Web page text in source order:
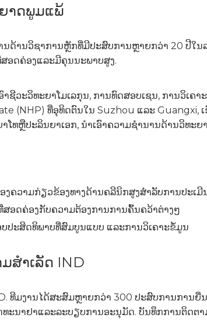
າດພູມແພ້
ດ້ານວິຊາການຫຼັກທີ່ມີປະສົບການຫຼາຍກວ່າ 20 ປີໃນ
ອດຄ່ອງແລະມີຄຸນນະພາບສູງ.
ວະວິທະຍາໂມເລກຸນ, ການທົດສອບເຊນ, ການວິເຄາ
(NHP) ທີ່ອຸທິດຕົນໃນ Suzhou ແລະ Guangxi,
ຫຼືປະລິນຍາເອກ, ນໍາເອົາຄວາມຊໍານານດ້ານວິທະຍ
ງຄວາມກ່ຽວຂ້ອງທາງດ້ານຄລີນິກສູງສໍາລັບການປະເ
ອດຄ່ອງກັບຄວາມຕ້ອງການການຄົ້ນຄວ້າຕ່າງໆ
ປະສິດທິພາບທີ່ສົມບູນແບບ ແລະການວິເຄາະຂໍ້ມູນ
ສໍາເລັດ IND
ທີມງານໄດ້ສະສົມຫຼາຍກວ່າ 300 ປະສົບການການຍື່
ະນາຢາແລະລະບຽບການອະນຸມັດ. ບັນທຶກການຕິດຕ